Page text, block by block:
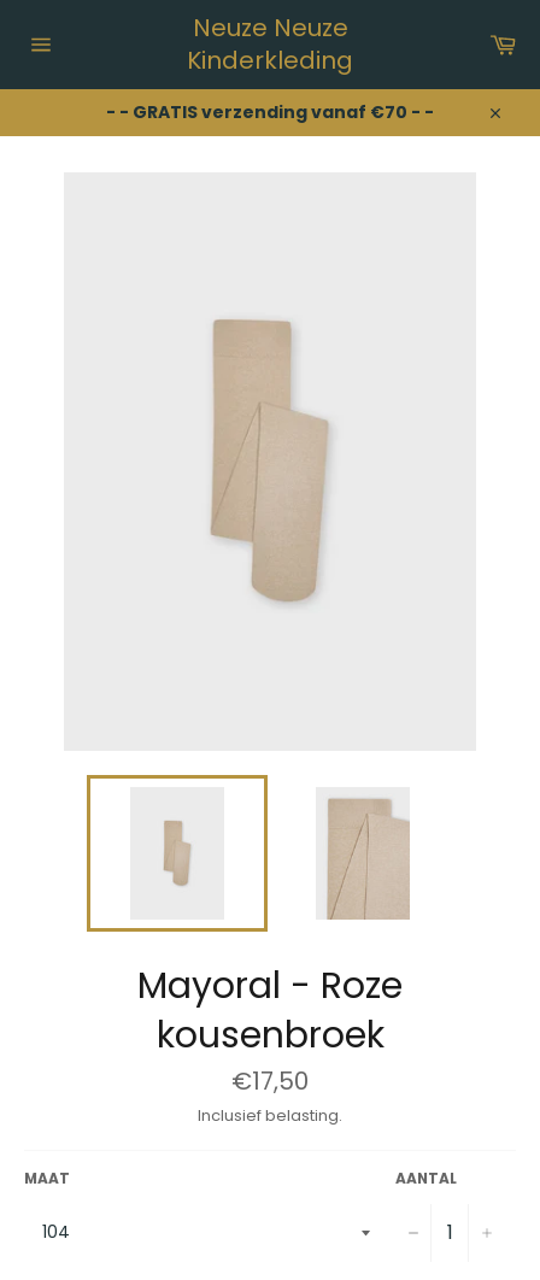
naar
Neuze Neuze
Kinderkleding
- - GRATIS verzending vanaf €70 - -
Mayoral - Roze
kousenbroek
Normale
prijs
€17,50
Inclusief belasting.
MAAT AANTAL
− +